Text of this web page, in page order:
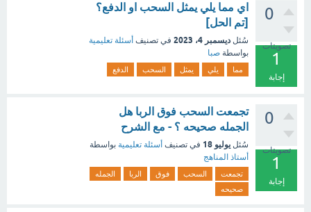
0
تصويتات
1
إجابة
اي مما يلي يمثل السحب او الدفع؟
[تم الحل]
سُئل ديسمبر 4، 2023 في تصنيف أسئلة تعليمية
بواسطة صبا
مما يلي يمثل السحب الدفع
0
تصويتات
1
إجابة
تجمعت السحب فوق الربا هل
الجمله صحيحه ؟ - مع الشرح
سُئل يوليو 18 في تصنيف أسئلة تعليمية بواسطة
أستاذ المناهج
تجمعت السحب فوق الربا
الجمله
صحيحه